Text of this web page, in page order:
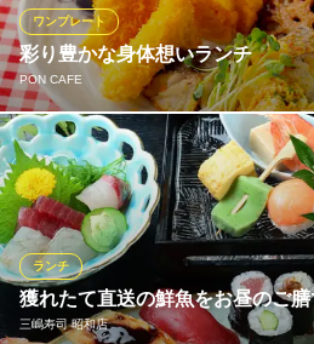
し！記念日のデートや女子会にもおす
ださい。
クッチーナ イタリアーナ ダ・フ
イタリア料理 ワイン
ＪＲ東海道本線岡崎駅西口 徒歩11分
愛知県岡崎市上和田町北屋敷46
彩り豊かな身体想いランチ
PON CAFE
ワンプレート
旬の彩り鮮やかな野菜を使ったワン
美しく、栄養バランスも◎ 写真映え
る人気メニューです。
PON CAFE
秘密の森カフェ
愛知環状鉄道線北岡崎駅 徒歩4分
愛知県岡崎市日名中町3-11
獲れたて直送の鮮魚をお昼のご膳
三嶋寿司 昭和店
ランチ